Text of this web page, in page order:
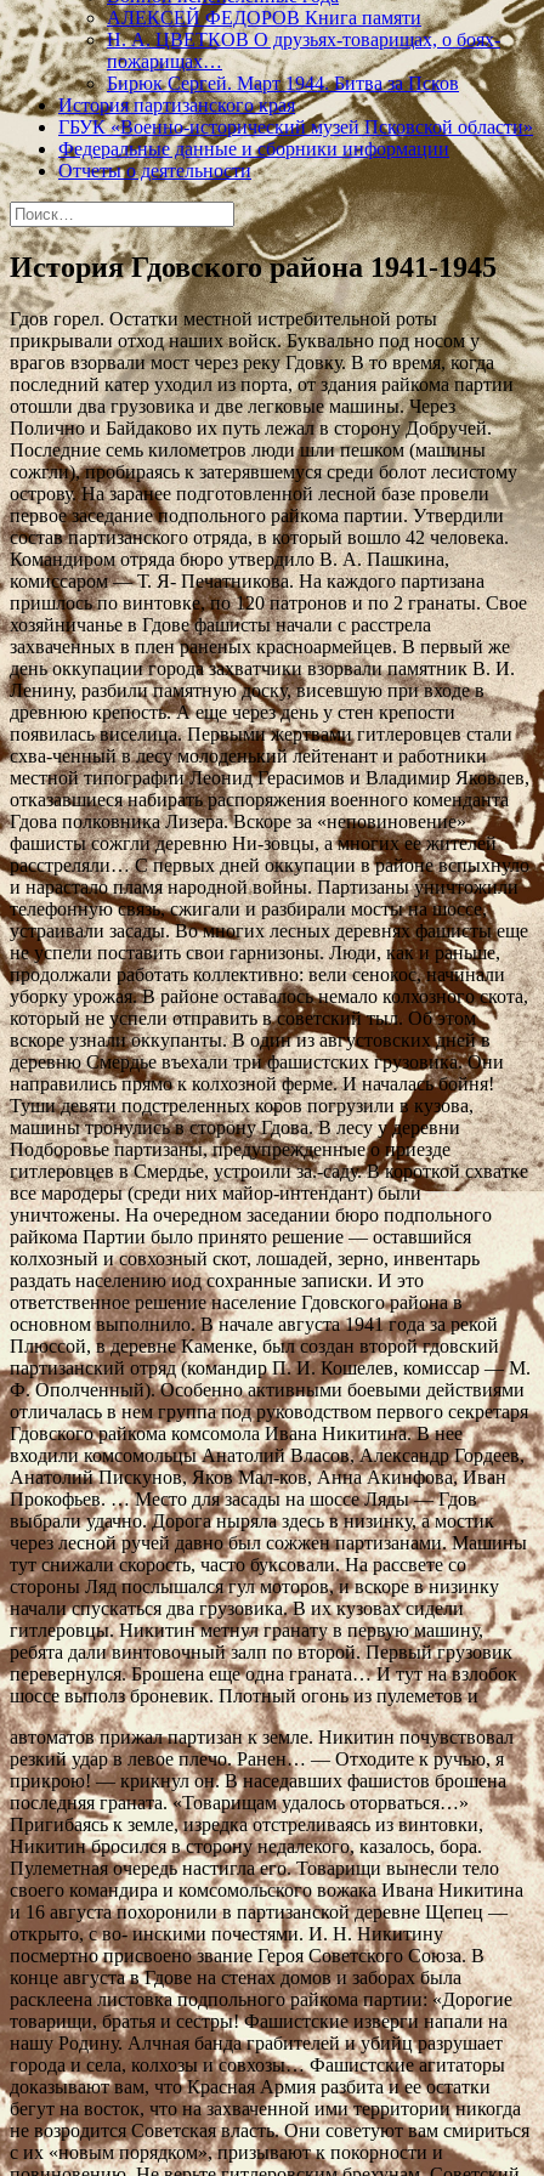
АЛЕКСЕЙ ФЕДОРОВ Книга памяти
Н. А. ЦВЕТКОВ О друзьях-товарищах, о боях-
пожарищах…
Бирюк Сергей. Март 1944. Битва за Псков
История партизанского края
ГБУК «Военно-исторический музей Псковской области»
Федеральные данные и сборники информации
Отчеты о деятельности
Найти:
История Гдовского района 1941-1945
Гдов горел. Остатки местной истребительной роты
прикрывали отход наших войск. Буквально под носом у
врагов взорвали мост через реку Гдовку. В то время, когда
последний катер уходил из порта, от здания райкома партии
отошли два грузовика и две легковые машины. Через
Полично и Байдаково их путь лежал в сторону Добручей.
Последние семь километров люди шли пешком (машины
сожгли), пробираясь к затерявшемуся среди болот лесистому
острову. На заранее подготовленной лесной базе провели
первое заседание подпольного райкома партии. Утвердили
состав партизанского отряда, в который вошло 42 человека.
Командиром отряда бюро утвердило В. А. Пашкина,
комиссаром — Т. Я- Печатникова. На каждого партизана
пришлось по винтовке, по 120 патронов и по 2 гранаты. Свое
хозяйничанье в Гдове фашисты начали с расстрела
захваченных в плен раненых красноармейцев. В первый же
день оккупации города захватчики взорвали памятник В. И.
Ленину, разбили памятную доску, висевшую при входе в
древнюю крепость. А еще через день у стен крепости
появилась виселица. Первыми жертвами гитлеровцев стали
схва-ченный в лесу молоденький лейтенант и работники
местной типографии Леонид Герасимов и Владимир Яковлев,
отказавшиеся набирать распоряжения военного коменданта
Гдова полковника Лизера. Вскоре за «неповиновение»
фашисты сожгли деревню Ни-зовцы, а многих ее жителей
расстреляли… С первых дней оккупации в районе вспыхнуло
и нарастало пламя народной войны. Партизаны уничтожили
телефонную связь, сжигали и разбирали мосты на шоссе,
устраивали засады. Во многих лесных деревнях фашисты еще
не успели поставить свои гарнизоны. Люди, как и раньше,
продолжали работать коллективно: вели сенокос, начинали
уборку урожая. В районе оставалось немало колхозного скота,
который не успели отправить в советский тыл. Об этом
вскоре узнали оккупанты. В один из августовских дней в
деревню Смердье въехали три фашистских грузовика. Они
направились прямо к колхозной ферме. И началась бойня!
Туши девяти подстреленных коров погрузили в кузова,
машины тронулись в сторону Гдова. В лесу у деревни
Подборовье партизаны, предупрежденные о приезде
гитлеровцев в Смердье, устроили за.-саду. В короткой схватке
все мародеры (среди них майор-интендант) были
уничтожены. На очередном заседании бюро подпольного
райкома Партии было принято решение — оставшийся
колхозный и совхозный скот, лошадей, зерно, инвентарь
раздать населению иод сохранные записки. И это
ответственное решение население Гдовского района в
основном выполнило. В начале августа 1941 года за рекой
Плюссой, в деревне Каменке, был создан второй гдовский
партизанский отряд (командир П. И. Кошелев, комиссар — М.
Ф. Ополченный). Особенно активными боевыми действиями
отличалась в нем группа под руководством первого секретаря
Гдовского райкома комсомола Ивана Никитина. В нее
входили комсомольцы Анатолий Власов, Александр Гордеев,
Анатолий Пискунов, Яков Мал-ков, Анна Акинфова, Иван
Прокофьев. … Место для засады на шоссе Ляды — Гдов
выбрали удачно. Дорога ныряла здесь в низинку, а мостик
через лесной ручей давно был сожжен партизанами. Машины
тут снижали скорость, часто буксовали. На рассвете со
стороны Ляд послышался гул моторов, и вскоре в низинку
начали спускаться два грузовика. В их кузовах сидели
гитлеровцы. Никитин метнул гранату в первую машину,
ребята дали винтовочный залп по второй. Первый грузовик
перевернулся. Брошена еще одна граната… И тут на взлобок
шоссе выполз броневик. Плотный огонь из пулеметов и
автоматов прижал партизан к земле. Никитин почувствовал
резкий удар в левое плечо. Ранен… — Отходите к ручью, я
прикрою! — крикнул он. В наседавших фашистов брошена
последняя граната. «Товарищам удалось оторваться…»
Пригибаясь к земле, изредка отстреливаясь из винтовки,
Никитин бросился в сторону недалекого, казалось, бора.
Пулеметная очередь настигла его. Товарищи вынесли тело
своего командира и комсомольского вожака Ивана Никитина
и 16 августа похоронили в партизанской деревне Щепец —
открыто, с во- инскими почестями. И. Н. Никитину
посмертно присвоено звание Героя Советского Союза. В
конце августа в Гдове на стенах домов и заборах была
расклеена листовка подпольного райкома партии: «Дорогие
товарищи, братья и сестры! Фашистские изверги напали на
нашу Родину. Алчная банда грабителей и убийц разрушает
города и села, колхозы и совхозы… Фашистские агитаторы
доказывают вам, что Красная Армия разбита и ее остатки
бегут на восток, что на захваченной ими территории никогда
не возродится Советская власть. Они советуют вам смириться
с их «новым порядком», призывают к покорности и